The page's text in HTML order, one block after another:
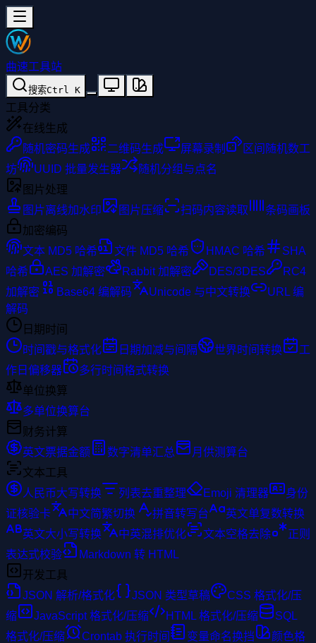
曲速工具站
搜索Ctrl K
工具分类
在线生成
随机密码生成
二维码生成 屏幕录制
区间随机数工
坊
UUID 批量发生器
随机分组与点名
图片处理
图片离线加水印
图片压缩 扫码内容读取
条码画板
加密编码
文本 MD5 哈希
文件 MD5 哈希 HMAC 哈希
SHA
哈希
AES 加解密 Rabbit 加解密 DES/3DES
RC4
加解密
Base64 编解码 Unicode 与中文转换
URL 编
解码
日期时间
时间戳与格式化
日期加减与间隔 世界时间转换
工
作日偏移器
多行时间格式转换
单位换算
多单位换算台
财务计算
英文票据金额
数字清单汇总
月供测算台
文本工具
人民币大写转换
列表去重整理 Emoji 清理器
身份
证核验卡
中文简繁切换 拼音转写台
英文单复数转换
英文大小写转换
中英混排优化 文本空格去除
正则
表达式校验
Markdown 转 HTML
开发工具
JSON 解析/格式化
JSON 类型草稿
CSS 格式化/压
缩
JavaScript 格式化/压缩 HTML 格式化/压缩
SQL
格式化/压缩
Crontab 执行时间 变量命名换挡
颜色格